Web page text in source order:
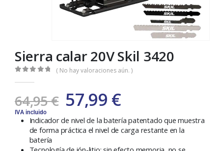
Sierra calar 20V Skil 3420
( No hay valoraciones aún. )
64,95€ 57,99 €
IVA incluido
Indicador de nivel de la batería patentado que muestra
de forma práctica el nivel de carga restante en la
batería